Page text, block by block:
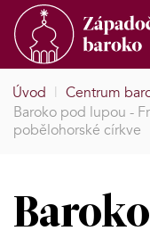
Úvod | Centrum
Baroko pod lupou -
pobělohorské církve